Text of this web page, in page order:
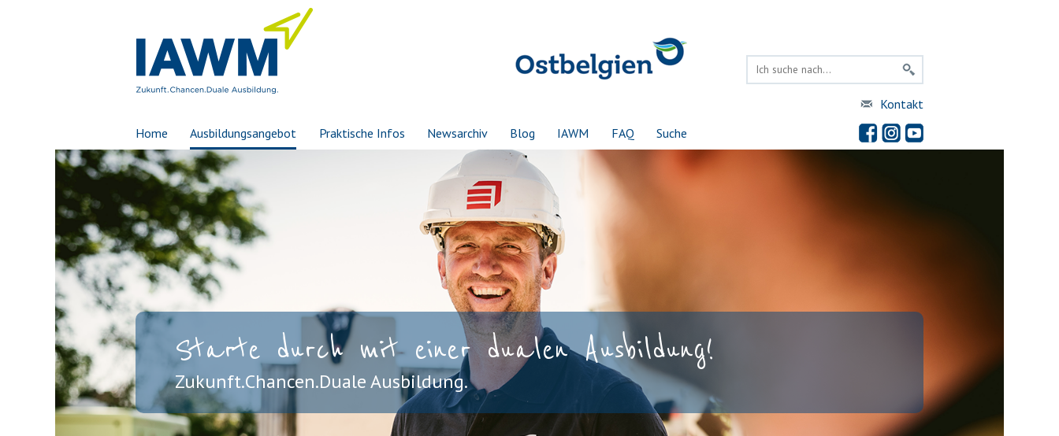
Home Ausbildungsangebot Praktische Infos Newsarchiv Blog IAWM FAQ Suche
Kontakt
Starte durch mit einer dualen Ausbildung!
Zukunft.Chancen.Duale Ausbildung.